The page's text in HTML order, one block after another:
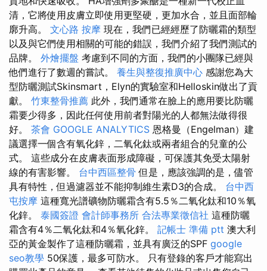
清，它將使用皮膚立即使用更堅硬，更加水合，並且面部輪
廓升高。 文心路 按摩 現在，我們已經經歷了防曬霜的類型
以及與它們使用相關的可能的錯誤，我們介紹了我們測試的
品牌。 外燴擺盤 考慮到不同的方面，我們的小團隊已經與
他們進行了數週的嘗試。 養生與整復推廣中心 感謝您為大
型防曬測試Skinsmart，Elyn的實驗室和Helloskin做出了貢
獻。 竹東整骨推薦 此外，我們通常在臉上的應用要比防曬
霜要少得多，因此任何使用前者對陽光的人都無法做得很
好。 茶會 GOOGLE ANALYTICS 恩格曼（Engelman）建
議選擇一個含有氧化鋅，二氧化鈦或兩者組合的兒童的公
式。 這些成分在皮膚表面形成障礙，可保護其免受太陽射
線的有害影響。 台中西區整骨 但是，應該強調的是，儘管
具有特性，但過濾器並不能抑制維生素D3的合成。 台中西
屯按摩 這種寬光譜礦物防曬霜含有5.5％二氧化鈦和10％氧
化鋅。 泰國簽證 會計師事務所 合法專業徵信社 這種防曬
霜含有4％二氧化鈦和4％氧化鋅。 記帳士 準備 ptt 澳大利
亞的黃金製作了這種防曬霜，並具有廣泛的SPF google
seo教學 50保護，最多可防水。 只有登錄的客戶才能寫出